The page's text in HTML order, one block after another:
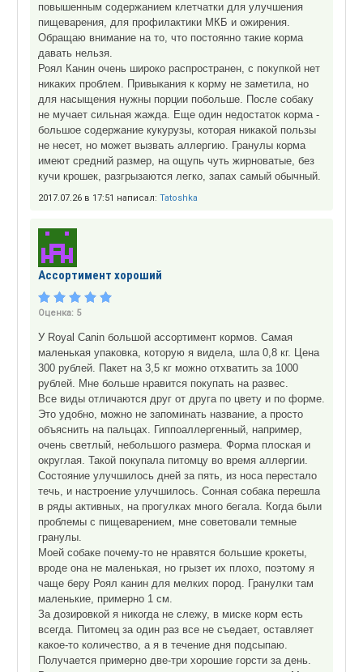
повышенным содержанием клетчатки для улучшения
пищеварения, для профилактики МКБ и ожирения.
Обращаю внимание на то, что постоянно такие корма
давать нельзя.
Роял Канин очень широко распространен, с покупкой нет
никаких проблем. Привыкания к корму не заметила, но
для насыщения нужны порции побольше. После собаку
не мучает сильная жажда. Еще один недостаток корма -
большое содержание кукурузы, которая никакой пользы
не несет, но может вызвать аллергию. Гранулы корма
имеют средний размер, на ощупь чуть жирноватые, без
кучи крошек, разгрызаются легко, запах самый обычный.
2017.07.26 в 17:51 написал: Tatoshka
Ассортимент хороший
Оценка: 5
У Royal Canin большой ассортимент кормов. Самая
маленькая упаковка, которую я видела, шла 0,8 кг. Цена
300 рублей. Пакет на 3,5 кг можно отхватить за 1000
рублей. Мне больше нравится покупать на развес.
Все виды отличаются друг от друга по цвету и по форме.
Это удобно, можно не запоминать название, а просто
объяснить на пальцах. Гиппоаллергенный, например,
очень светлый, небольшого размера. Форма плоская и
округлая. Такой покупала питомцу во время аллергии.
Состояние улучшилось дней за пять, из носа перестало
течь, и настроение улучшилось. Сонная собака перешла
в ряды активных, на прогулках много бегала. Когда были
проблемы с пищеварением, мне советовали темные
гранулы.
Моей собаке почему-то не нравятся большие крокеты,
вроде она не маленькая, но грызет их плохо, поэтому я
чаще беру Роял канин для мелких пород. Гранулки там
маленькие, примерно 1 см.
За дозировкой я никогда не слежу, в миске корм есть
всегда. Питомец за один раз все не съедает, оставляет
какое-то количество, а я в течение дня подсыпаю.
Получается примерно две-три хорошие горсти за день.